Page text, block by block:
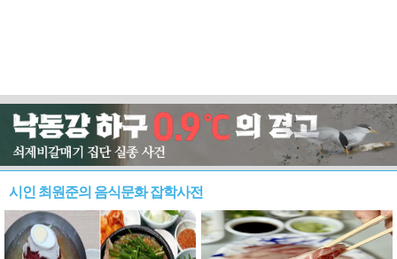
시인 최원준의 음식문화 잡학사전